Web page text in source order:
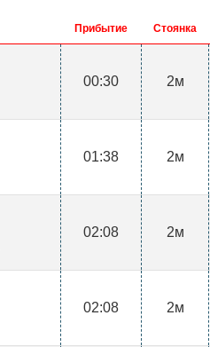
Прибытие Стоянка
00:30 2м
01:38 2м
02:08 2м
02:08 2м